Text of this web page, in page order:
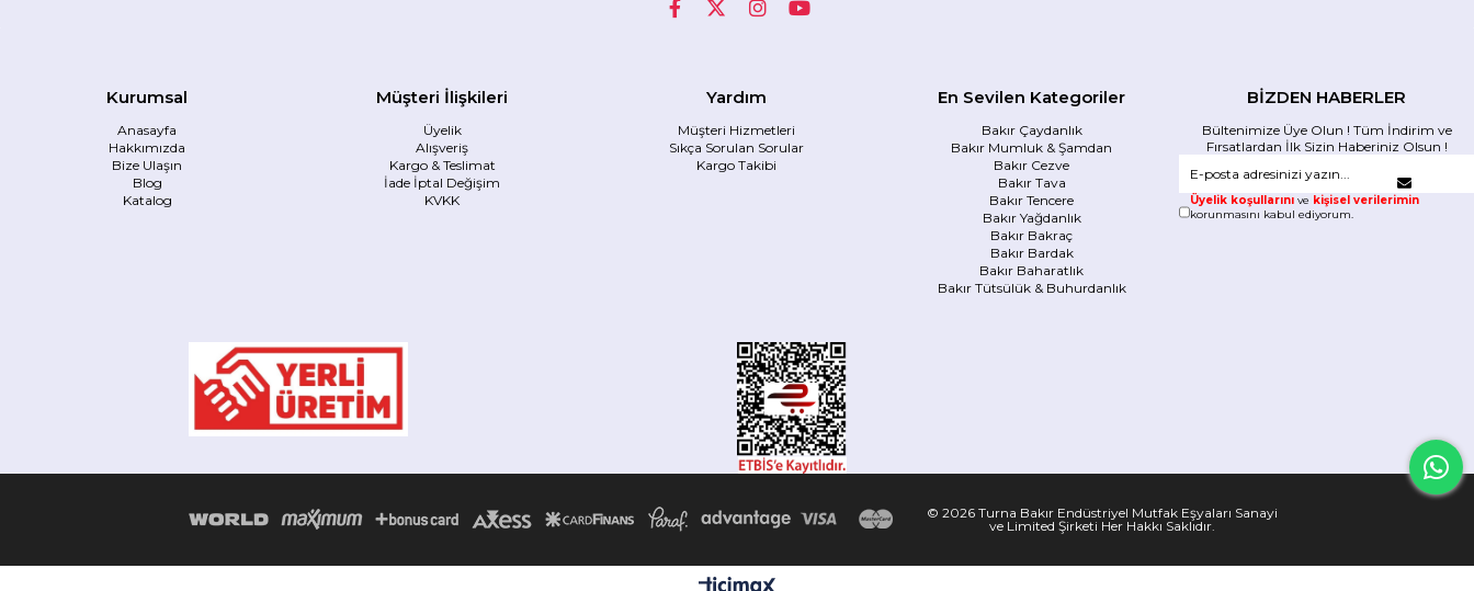
Kurumsal
Anasayfa
Hakkımızda
Bize Ulaşın
Blog
Katalog
Müşteri İlişkileri
Üyelik
Alışveriş
Kargo & Teslimat
İade İptal Değişim
KVKK
Yardım
Müşteri Hizmetleri
Sıkça Sorulan Sorular
Kargo Takibi
En Sevilen Kategoriler
Bakır Çaydanlık
Bakır Mumluk & Şamdan
Bakır Cezve
Bakır Tava
Bakır Tencere
Bakır Yağdanlık
Bakır Bakraç
Bakır Bardak
Bakır Baharatlık
Bakır Tütsülük & Buhurdanlık
BİZDEN HABERLER
Bültenimize Üye Olun ! Tüm İndirim ve
Fırsatlardan İlk Sizin Haberiniz Olsun !
Üyelik koşullarınıve kişisel verilerimin
korunmasını kabul ediyorum.
© 2026 Turna Bakır Endüstriyel Mutfak Eşyaları Sanayi
ve Limited Şirketi Her Hakkı Saklıdır.